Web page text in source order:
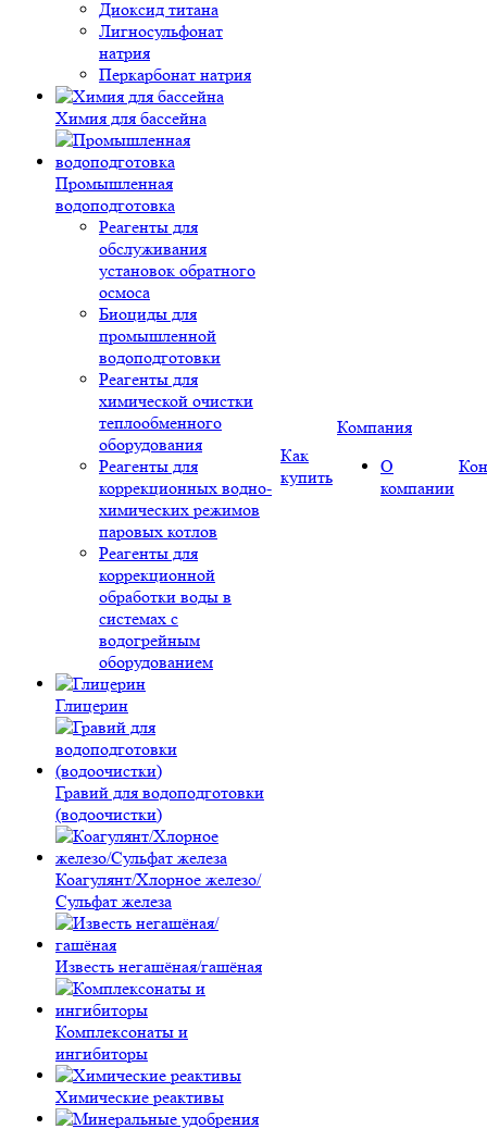
Диоксид титана
Лигносульфонат
натрия
Перкарбонат натрия
Химия для бассейна
Промышленная
водоподготовка
Реагенты для
обслуживания
установок обратного
осмоса
Биоциды для
промышленной
водоподготовки
Реагенты для
химической очистки
теплообменного
оборудования
Реагенты для
коррекционных водно-
химических режимов
паровых котлов
Реагенты для
коррекционной
обработки воды в
системах с
водогрейным
оборудованием
Глицерин
Гравий для водоподготовки
(водоочистки)
Коагулянт/Хлорное железо/
Сульфат железа
Известь негашёная/гашёная
Комплексонаты и
ингибиторы
Химические реактивы
Как
купить
Компания
О
компании